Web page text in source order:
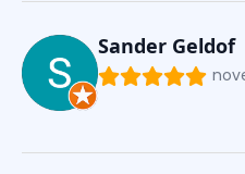
Sander Geldof